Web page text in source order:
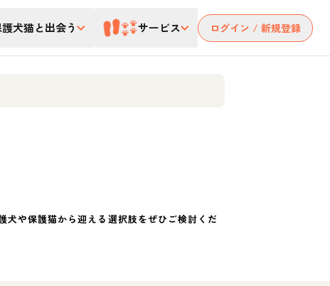
犬猫と出会う サービス ログイン / 新規登録
や保護猫から迎える選択肢をぜひご検討くだ